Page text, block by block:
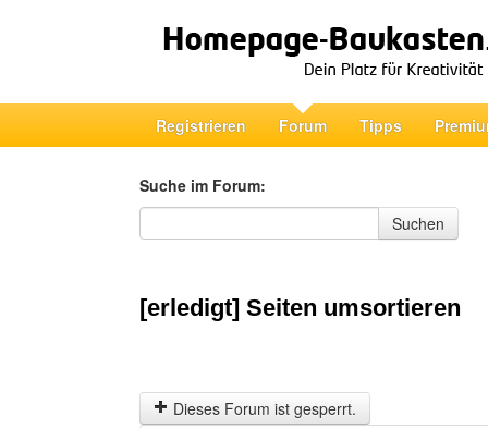
Registrieren Forum Tipps
Suche im Forum:
Suche im Forum
Suchen
[erledigt] Seiten umsortieren
Dieses Forum ist gesperrt.